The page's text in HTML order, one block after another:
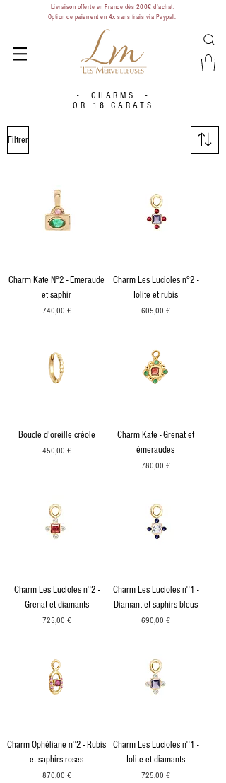
Livraison offerte en France dès 200€ d'achat.
Option de paiement en 4x sans frais via Paypal.
- CHARMS -
OR 18 CARATS
Filtrer
Charm Kate N°2 - Emeraude
et saphir
Prix
740,00 €
Charm Les Lucioles n°2 -
Iolite et rubis
Prix
605,00 €
Boucle d'oreille créole
Prix
450,00 €
Charm Kate - Grenat et
émeraudes
Prix
780,00 €
Charm Les Lucioles n°2 -
Grenat et diamants
Prix
725,00 €
Charm Les Lucioles n°1 -
Diamant et saphirs bleus
Prix
690,00 €
Charm Ophéliane n°2 - Rubis
et saphirs roses
Prix
870,00 €
Charm Les Lucioles n°1 -
Iolite et diamants
Prix
725,00 €